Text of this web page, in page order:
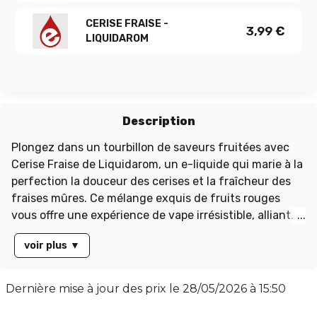
CERISE FRAISE -
LIQUIDAROM
3,99€
Description
Plongez dans un tourbillon de saveurs fruitées avec
Cerise Fraise de Liquidarom, un e-liquide qui marie à la
perfection la douceur des cerises et la fraîcheur des
fraises mûres. Ce mélange exquis de fruits rouges
vous offre une expérience de vape irrésistible, alliant
des notes sucrées et acidulées qui éveilleront vos
papilles. Disponible en flacon de 10 ml, Cerise Fraise
vapeur dense et une restitution optimale des saveurs.
voir plus ▼
Dernière mise à jour des prix le 28/05/2026 à 15:50